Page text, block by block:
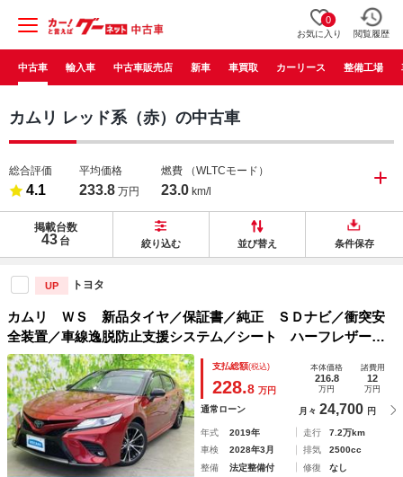
0
お気に入り 閲覧履歴
中古車 輸入車 中古車販売店 新車 車買取 カーリース 整備工場
カムリ レッド系（赤）の中古車
総合評価
4.1
平均価格
233.8 万円
燃費 （WLTCモード）
23.0 km/l
掲載台数
43 台 絞り込む 並び替え 条件保存
UP トヨタ
カムリ ＷＳ 新品タイヤ／保証書／純正 ＳＤナビ／衝突安
全装置／車線逸脱防止支援システム／シート ハーフレザー／
ヘッドランプ ＬＥＤ／Ｂｌｕｅｔｏｏｔｈ接続／ＥＴＣ／Ｅ
ＢＤ付ＡＢＳ／横滑り防止装置
支払総額(税込)
228.8 万円
本体価格
216.8
万円
諸費用
12
万円
通常ローン 月々 24,700 円
年式 2019年 走行
7.2万km
車検
2028年3月 排気
2500cc
整備
法定整備付 修復
なし